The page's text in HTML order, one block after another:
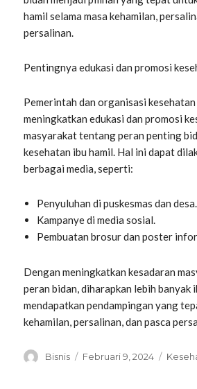
hamil selama masa kehamilan,
persalinan.
Pentingnya edukasi dan promosi
Pemerintah dan organisasi
meningkatkan edukasi dan promosi
masyarakat tentang peran penting
kesehatan ibu hamil. Hal ini dapat
berbagai media, seperti:
Penyuluhan di puskesmas dan desa.
Kampanye di media sosial.
Pembuatan brosur dan poster
Dengan meningkatkan kesadaran
peran bidan, diharapkan lebih banyak
mendapatkan pendampingan yang
kehamilan, persalinan, dan pasca
Penulis
Bisnis
Diposkan
Februari 9, 2024